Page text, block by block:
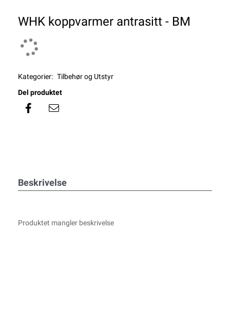
WHK koppvarmer antrasitt - BM
Kategorier: Tilbehør og Utstyr
Del produktet
Beskrivelse
Produktet mangler beskrivelse